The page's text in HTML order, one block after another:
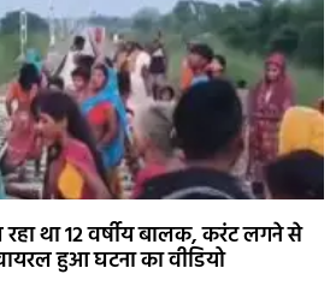
था 12 वर्षीय बालक, करंट लगने से
हुआ घटना का वीडियो